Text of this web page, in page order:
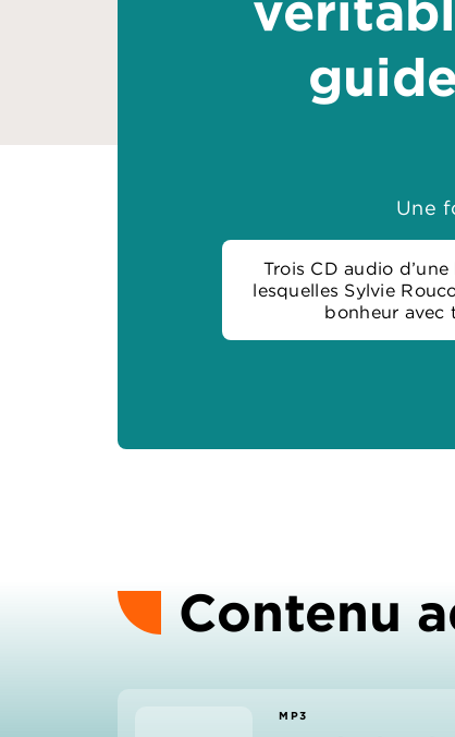
Une
Trois CD audio
lesquelles Sylvie
bonheur avec
Contenu
MP3